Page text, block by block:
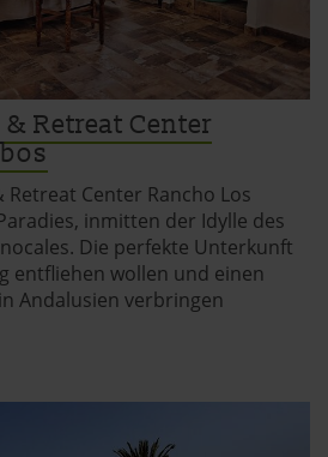
Retreat Center
Center Rancho Los
inmitten der Idylle des
Die perfekte Unterkunft
entfliehen wollen und einen
Andalusien verbringen